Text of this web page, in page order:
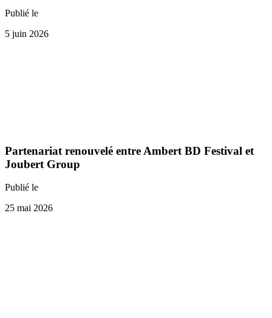
Publié le
5 juin 2026
Partenariat renouvelé entre Ambert BD Festival et
Joubert Group
Publié le
25 mai 2026